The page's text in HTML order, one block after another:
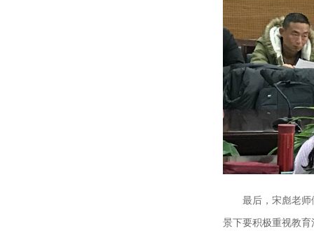
最后，宋彪老
景下要积极重视教